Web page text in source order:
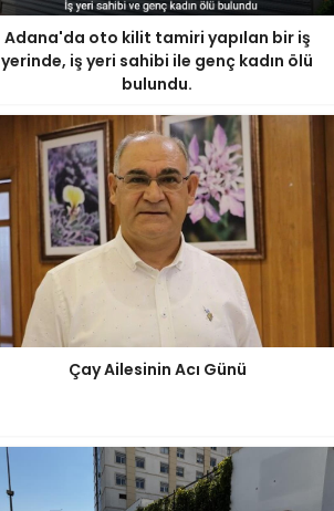
Adana'da oto kilit tamiri yapılan bir iş
yerinde, iş yeri sahibi ile genç kadın ölü
bulundu.
Çay Ailesinin Acı Günü